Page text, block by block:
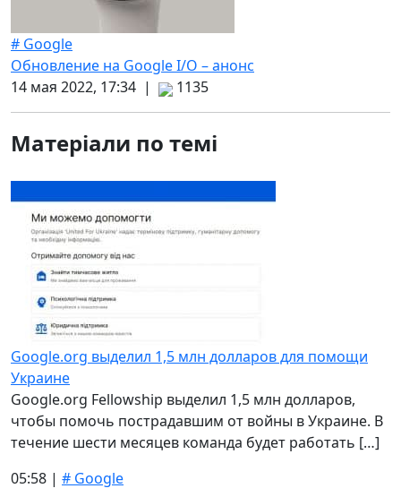
# Google
Обновление на Google I/O – анонс
14 мая 2022, 17:34 |
1135
Матеріали по темі
Google.org выделил 1,5 млн долларов для помощи
Украине
Google.org Fellowship выделил 1,5 млн долларов,
чтобы помочь пострадавшим от войны в Украине. В
течение шести месяцев команда будет работать […]
05:58 | # Google